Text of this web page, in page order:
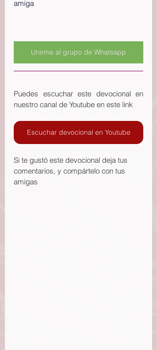
amiga
Unirme al grupo de Whatsapp
Puedes escuchar este devocional en
nuestro canal de Youtube en este link
Escuchar devocional en Youtube
Si te gustó este devocional deja tus
comentarios, y compártelo con tus
amigas